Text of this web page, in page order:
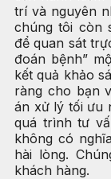
trí và nguyên
chúng tôi còn
để quan sát
đoán bệnh”
kết quả khảo
ràng cho bạn
án xử lý tối ưu
quá trình tư
không có
hài lòng.
khách hàng.